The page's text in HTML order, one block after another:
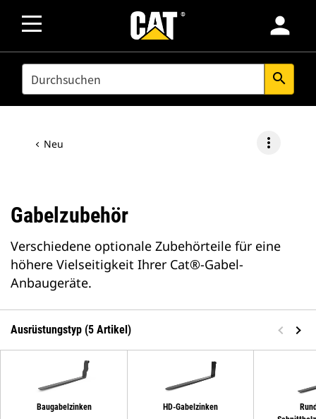
person
SEARCH search
Neu more_vert
Gabelzubehör
Verschiedene optionale Zubehörteile für eine
höhere Vielseitigkeit Ihrer Cat®-Gabel-
Anbaugeräte.
Ausrüstungstyp (5 Artikel)
Baugabelzinken HD-Gabelzinken